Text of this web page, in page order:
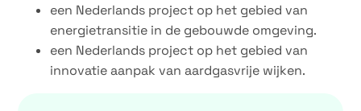
een Nederlands project op het gebied van
energietransitie in de gebouwde omgeving.
een Nederlands project op het gebied van
innovatie aanpak van aardgasvrije wijken.